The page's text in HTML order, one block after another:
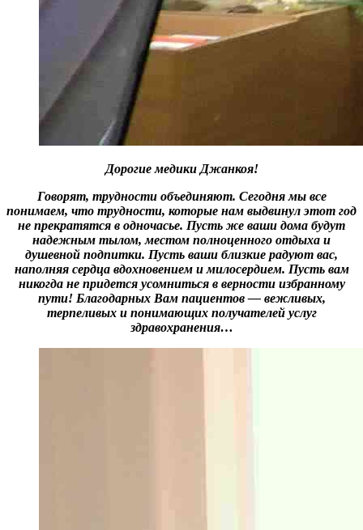
Дорогие медики Джанкоя!
Говорят, трудности объединяют. Сегодня мы все
понимаем, что трудности, которые нам выдвинул этот год
не прекратятся в одночасье. Пусть же ваши дома будут
надежным тылом, местом полноценного отдыха и
душевной подпитки. Пусть ваши близкие радуют вас,
наполняя сердца вдохновением и милосердием. Пусть вам
никогда не придется усомниться в верности избранному
пути! Благодарных Вам пациентов — вежливых,
терпеливых и понимающих получателей услуг
здравохранения…